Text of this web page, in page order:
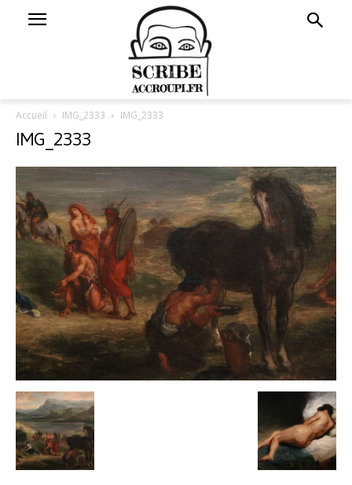
Accueil IMG_2333 IMG_2333
IMG_2333